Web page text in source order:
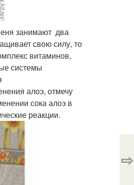
занимают два
свою силу, то
витаминов,
системы
алоэ, отмечу
сока алоэ в
реакции.
⇨